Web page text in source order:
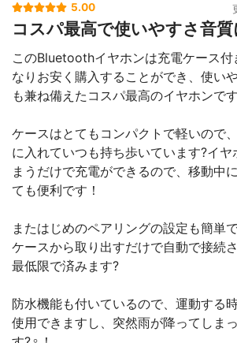
5.00
コスパ最高で使いやすさ音
このBluetoothイヤホンは充電ケース
なりお安く購入することができ、使い
も兼ね備えたコスパ最高のイヤホンで
ケースはとてもコンパクトで軽いので
に入れていつも持ち歩いています?イヤ
まうだけで充電ができるので、移動中
ても便利です！
またはじめのペアリングの設定も簡単
ケースから取り出すだけで自動で接続
最低限で済みます?
防水機能も付いているので、運動する
使用できますし、突然雨が降ってしま